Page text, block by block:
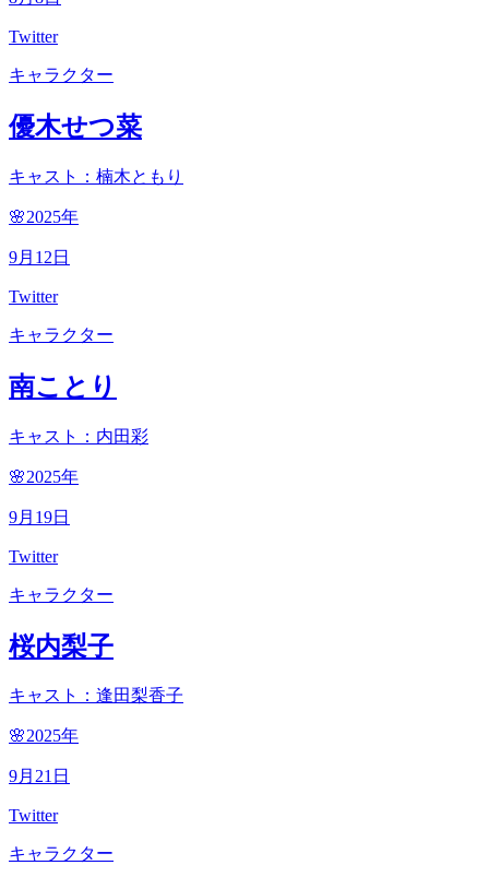
Twitter
キャラクター
優木せつ菜
キャスト：楠木ともり
🌸2025年
9月 12 日
Twitter
キャラクター
南ことり
キャスト：内田彩
🌸2025年
9月 19日
Twitter
キャラクター
桜内梨子
キャスト：逢田梨香子
🌸2025年
9月 21 日
Twitter
キャラクター